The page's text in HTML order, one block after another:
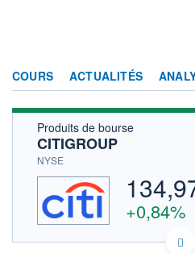
COURS ACTUALITÉS
Produits de bourse
CITIGROUP
NYSE
+0,84%